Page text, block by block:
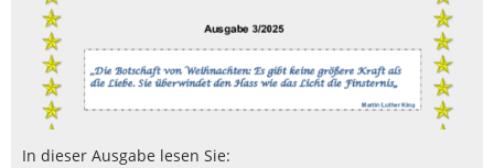
In dieser Ausgabe lesen Sie: